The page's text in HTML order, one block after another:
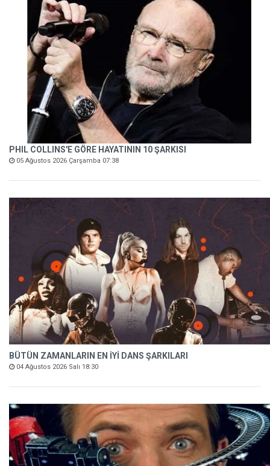
PHIL COLLINS'E GÖRE HAYATININ 10 ŞARKISI
05 Ağustos 2026 Çarşamba 07:38
BÜTÜN ZAMANLARIN EN İYİ DANS ŞARKILARI
04 Ağustos 2026 Salı 18:30